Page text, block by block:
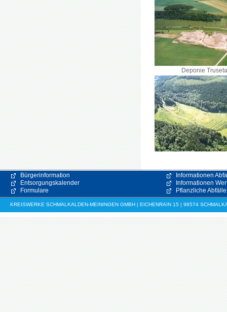
Deponie
Bürgerinformation
Entsorgungskalender
Formulare
Informationen
Informationen
Pflanzliche Abfälle
KREISWERKE SCHMALKALDEN-MEININGEN GMBH | EICHENRAIN 15 | 98574